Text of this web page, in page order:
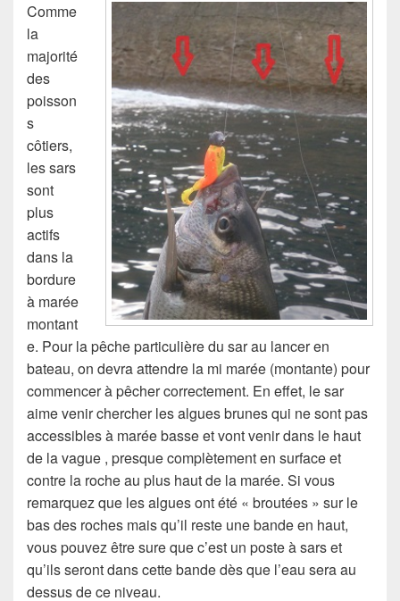
Comme
la
majorité
des
poisson
s
côtiers,
les sars
sont
plus
actifs
dans la
bordure
à marée
montant
e. Pour la pêche particulière du sar au lancer en
bateau, on devra attendre la mi marée (montante) pour
commencer à pêcher correctement. En effet, le sar
aime venir chercher les algues brunes qui ne sont pas
accessibles à marée basse et vont venir dans le haut
de la vague , presque complètement en surface et
contre la roche au plus haut de la marée. Si vous
remarquez que les algues ont été « broutées » sur le
bas des roches mais qu’il reste une bande en haut,
vous pouvez être sure que c’est un poste à sars et
qu’ils seront dans cette bande dès que l’eau sera au
dessus de ce niveau.